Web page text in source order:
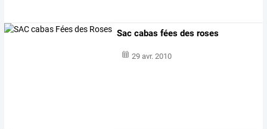
Sac cabas fées des roses
29 avr. 2010